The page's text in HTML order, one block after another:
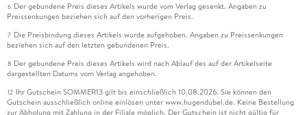
6 Der gebundene Preis dieses Artikels wurde vom Verlag gesenkt. Angaben zu
Preissenkungen beziehen sich auf den vorherigen Preis.
7 Die Preisbindung dieses Artikels wurde aufgehoben. Angaben zu Preissenkungen
beziehen sich auf den letzten gebundenen Preis.
8 Der gebundene Preis dieses Artikels wird nach Ablauf des auf der Artikelseite
dargestellten Datums vom Verlag angehoben.
12 Ihr Gutschein SOMMER13 gilt bis einschließlich 10.08.2026. Sie können den
Gutschein ausschließlich online einlösen unter www.hugendubel.de. Keine Bestellung
zur Abholung mit Zahlung in der Filiale möglich. Der Gutschein ist nicht gültig für